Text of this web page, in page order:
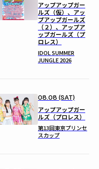
アップアップガー
ルズ（仮）、アッ
プアップガールズ
（２）、アップア
ップガールズ（プ
ロレス）
IDOL SUMMER
JUNGLE 2026
08.08 (SAT)
アップアップガー
ルズ（プロレス）
第13回東京プリンセ
スカップ